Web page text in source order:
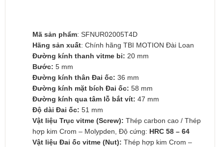
Mã sản phẩm: SFNUR02005T4D
Hãng sản xuất: Chính hãng TBI MOTION Đài Loan
Đường kính thanh vitme bi: 20 mm
Bước: 5 mm
Đường kính thân Đai ốc: 36 mm
Đường kính mặt bích Đai ốc: 58 mm
Đường kính qua tâm lỗ bắt vít: 47 mm
Độ dài Đai ốc: 51 mm
Vật liệu Trục vitme (Screw): Thép carbon cao / Thép
hợp kim Crom – Molypden, Độ cứng: HRC 58 – 64
Vật liệu Đai ốc vitme (Nut): Thép hợp kim Crom –